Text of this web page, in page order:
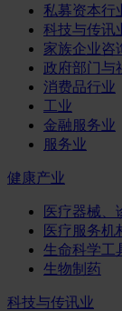
私募资本行
科技与传讯
家族企业咨
政府部门与
消费品行业
工业
金融服务业
服务业
健康产业
医疗器械、
医疗服务机
生命科学工
生物制药
科技与传讯业